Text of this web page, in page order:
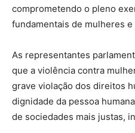
comprometendo o pleno
fundamentais de mulheres e
As representantes
que a violência contra
grave violação dos direitos
dignidade da pessoa
de sociedades mais justas,